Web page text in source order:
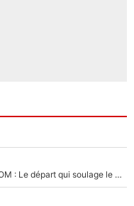
Climat toxique et affaire de harcèlement à l’OM : Le départ qui soulage le vestiaire de Bruno Genesio